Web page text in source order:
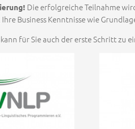
Die erfolgreiche Teilnahme
Ihre Business Kenntnisse wie
für Sie auch der erste Schritt zu